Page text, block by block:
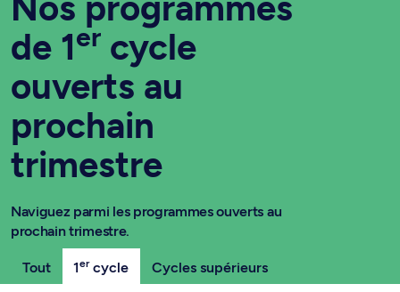
de 1er cycle
ouverts au
prochain
trimestre
Naviguez parmi les programmes ouverts au
prochain trimestre.
Tout 1ercycle Cycles supérieurs